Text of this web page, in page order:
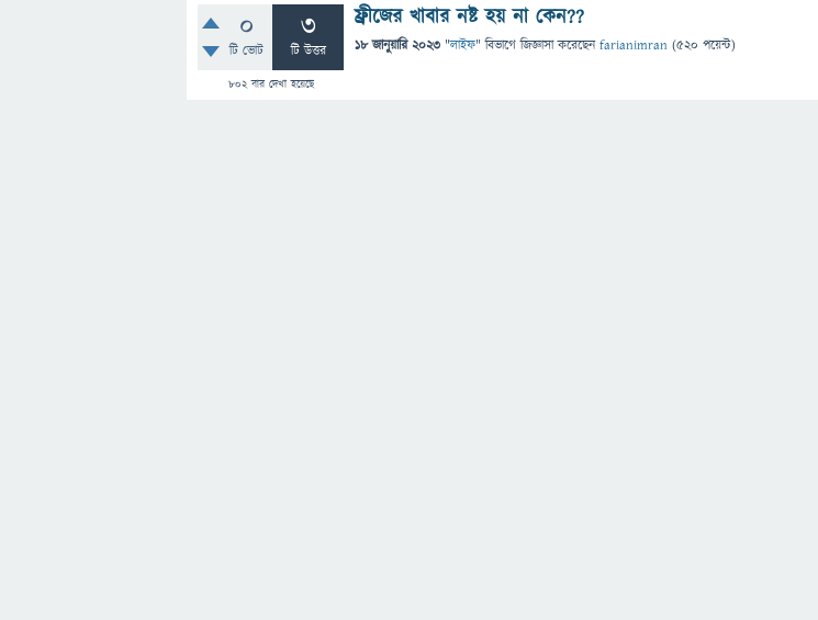
0
টি ভোট
3
টি উত্তর
802বার দেখা হয়েছে
ফ্রীজের খাবার নষ্ট হয় না কেন??
18 জানুয়ারি 2023 "লাইফ" বিভাগে জিজ্ঞাসাকরেছেনfarianimran (520 পয়েন্ট)